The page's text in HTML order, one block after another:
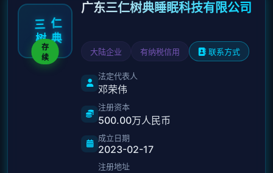
三 仁
树 典
存
续
广东三仁树典睡眠科技有限公司
大陆企业 有纳税信用 联系方式
法定代表人
邓荣伟
注册资本
500.00万人民币
成立日期
2023-02-17
注册地址